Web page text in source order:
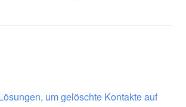
um gelöschte Kontakte auf